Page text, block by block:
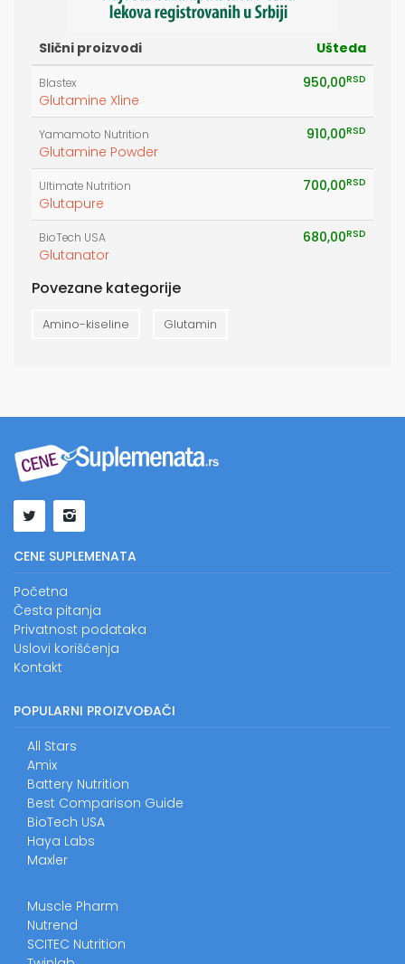
Slični proizvodi Ušteda
Blastex
Glutamine Xline
950,00RSD
Yamamoto Nutrition
Glutamine Powder
910,00RSD
Ultimate Nutrition
Glutapure
700,00RSD
BioTech USA
Glutanator
680,00RSD
Povezane kategorije
Amino-kiseline Glutamin
CENE SUPLEMENATA
Početna
Česta pitanja
Privatnost podataka
Uslovi korišćenja
Kontakt
POPULARNI PROIZVOĐAČI
All Stars
Amix
Battery Nutrition
Best Comparison Guide
BioTech USA
Haya Labs
Maxler
Muscle Pharm
Nutrend
SCITEC Nutrition